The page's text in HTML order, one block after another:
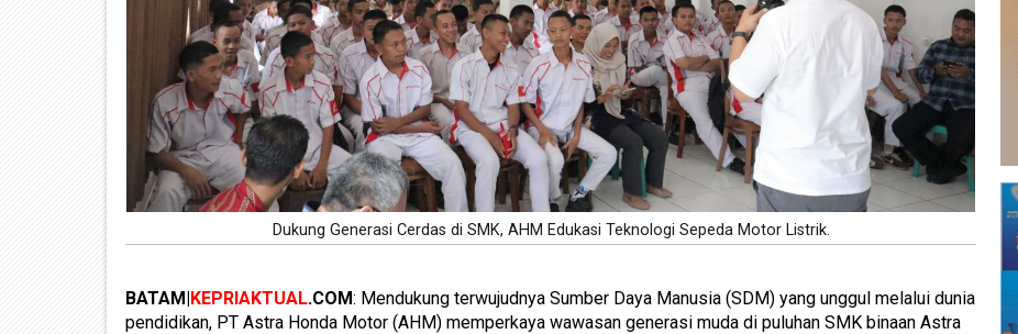
Dukung Generasi Cerdas di SMK, AHM Edukasi Teknologi Sepeda Motor Listrik.
BATAM|KEPRIAKTUAL.COM: Mendukung terwujudnya Sumber Daya Manusia (SDM) yang unggul melalui dunia
pendidikan, PT Astra Honda Motor (AHM) memperkaya wawasan generasi muda di puluhan SMK binaan Astra